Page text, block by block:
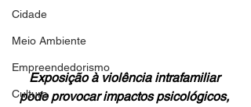
Cidade
Meio Ambiente
Empreendedorismo
Cultura
Exposição à violência intrafamiliar
pode provocar impactos psicológicos,